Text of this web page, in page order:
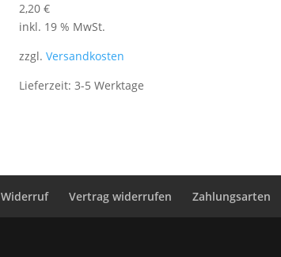
2,20 €
inkl. 19 % MwSt.
zzgl. Versandkosten
Lieferzeit: 3-5 Werktage
Widerruf Vertrag widerrufen Zahlungsarten